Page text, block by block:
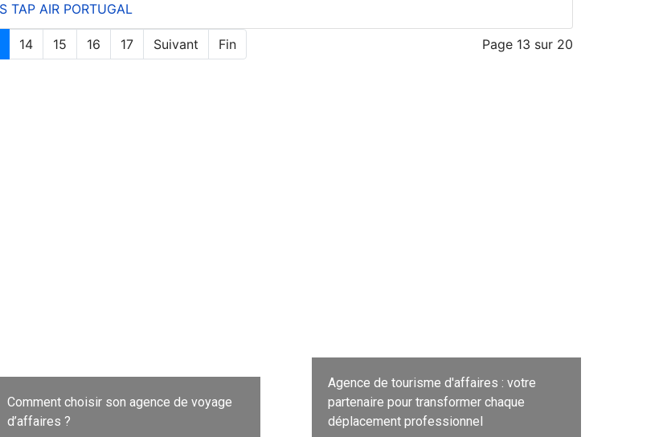
TAP AIR PORTUGAL
14 15 16 17 Suivant Fin Page 13 sur 20
Comment choisir son agence de voyage
d’affaires ?
Agence de tourisme d'affaires : votre
partenaire pour transformer chaque
déplacement professionnel